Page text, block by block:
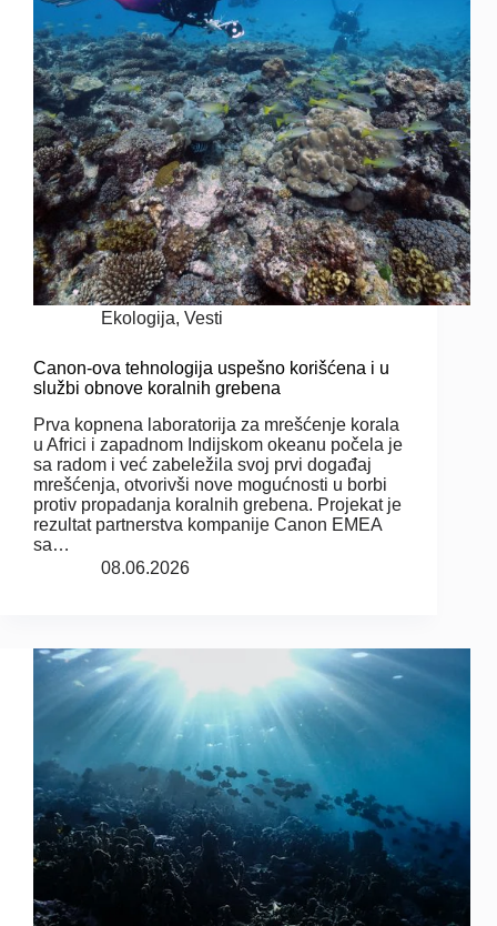
Ekologija, Vesti
Canon-ova tehnologija uspešno korišćena i u
službi obnove koralnih grebena
Prva kopnena laboratorija za mrešćenje korala
u Africi i zapadnom Indijskom okeanu počela je
sa radom i već zabeležila svoj prvi događaj
mrešćenja, otvorivši nove mogućnosti u borbi
protiv propadanja koralnih grebena. Projekat je
rezultat partnerstva kompanije Canon EMEA
sa…
08.06.2026